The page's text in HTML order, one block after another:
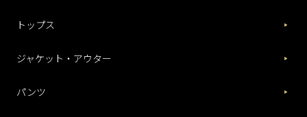
トップス
ジャケット・アウター
パンツ